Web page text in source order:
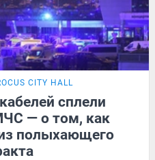
CITY HALL
сплели
— о том, как
полыхающего